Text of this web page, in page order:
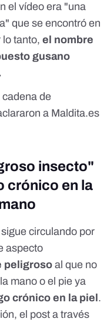
el vídeo era "una
que se encontró en
lo tanto, el nombre
gusano
de
a Maldita.es
insecto"
crónico en la
circulando por
aspecto
peligroso al que no
mano o el pie ya
crónico en la piel.
el post a través